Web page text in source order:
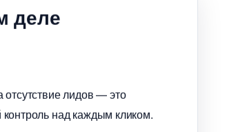
деле
лидов — это
над каждым кликом.